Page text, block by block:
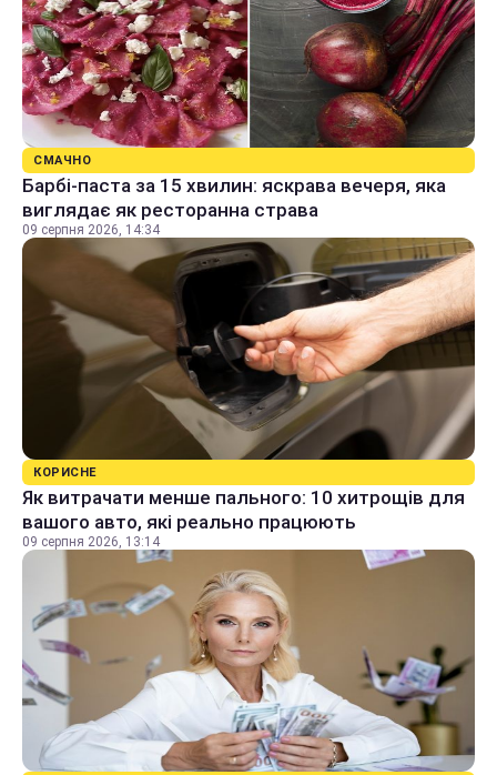
СМАЧНО
Барбі-паста за 15 хвилин: яскрава вечеря, яка
виглядає як ресторанна страва
09 серпня 2026, 14:34
КОРИСНЕ
Як витрачати менше пального: 10 хитрощів для
вашого авто, які реально працюють
09 серпня 2026, 13:14